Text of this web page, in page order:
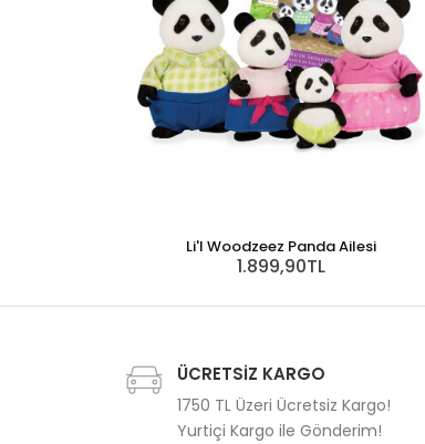
Li'l Woodzeez Panda Ailesi
1.899,90TL
ÜCRETSİZ KARGO
1750 TL Üzeri Ücretsiz Kargo!
Yurtiçi Kargo ile Gönderim!